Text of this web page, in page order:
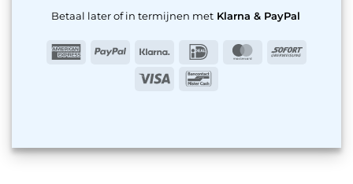
Betaal later of in termijnen metKlarna & PayPal
AmericanPayPal Klarna IDeal MasterCard
Sofort
Visa